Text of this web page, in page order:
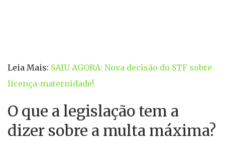
Leia Mais: SAIU AGORA: Nova decisão do STF sobre
licença-maternidade!
O que a legislação tem a
dizer sobre a multa máxima?